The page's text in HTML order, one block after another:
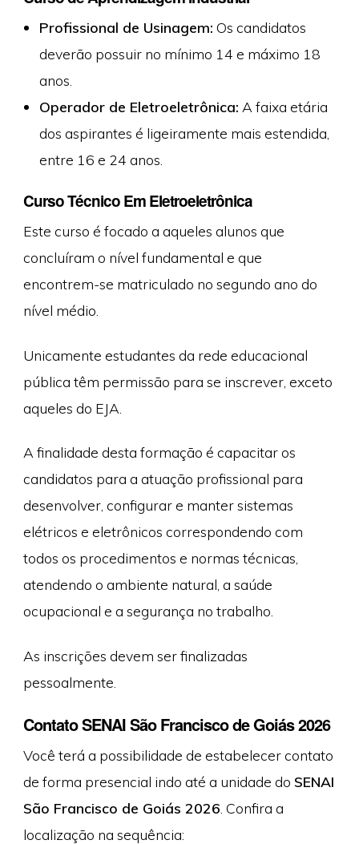
Profissional de Usinagem: Os candidatos
deverão possuir no mínimo 14 e máximo 18
anos.
Operador de Eletroeletrônica: A faixa etária
dos aspirantes é ligeiramente mais estendida,
entre 16 e 24 anos.
Curso Técnico Em Eletroeletrônica
Este curso é focado a aqueles alunos que
concluíram o nível fundamental e que
encontrem-se matriculado no segundo ano do
nível médio.
Unicamente estudantes da rede educacional
pública têm permissão para se inscrever, exceto
aqueles do EJA.
A finalidade desta formação é capacitar os
candidatos para a atuação profissional para
desenvolver, configurar e manter sistemas
elétricos e eletrônicos correspondendo com
todos os procedimentos e normas técnicas,
atendendo o ambiente natural, a saúde
ocupacional e a segurança no trabalho.
As inscrições devem ser finalizadas
pessoalmente.
Contato SENAI São Francisco de Goiás 2026
Você terá a possibilidade de estabelecer contato
de forma presencial indo até a unidade do SENAI
São Francisco de Goiás 2026 . Confira a
localização na sequência: